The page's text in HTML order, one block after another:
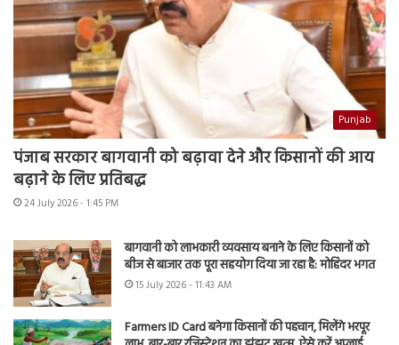
Punjab
पंजाब सरकार बागवानी को बढ़ावा देने और किसानों की आय
बढ़ाने के लिए प्रतिबद्ध
24 July 2026 - 1:45 PM
बागवानी को लाभकारी व्यवसाय बनाने के लिए किसानों को
बीज से बाजार तक पूरा सहयोग दिया जा रहा है: मोहिंदर भगत
15 July 2026 - 11:43 AM
Farmers ID Card बनेगा किसानों की पहचान, मिलेंगे भरपूर